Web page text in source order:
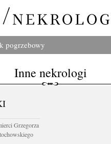
pogrzebowy
Inne nekrologi
Grzegorza